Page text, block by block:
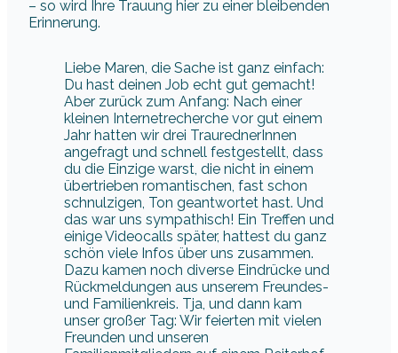
– so wird Ihre Trauung hier zu einer bleibenden
Erinnerung.
Liebe Maren, die Sache ist ganz einfach:
Du hast deinen Job echt gut gemacht!
Aber zurück zum Anfang: Nach einer
kleinen Internetrecherche vor gut einem
Jahr hatten wir drei TraurednerInnen
angefragt und schnell festgestellt, dass
du die Einzige warst, die nicht in einem
übertrieben romantischen, fast schon
schnulzigen, Ton geantwortet hast. Und
das war uns sympathisch! Ein Treffen und
einige Videocalls später, hattest du ganz
schön viele Infos über uns zusammen.
Dazu kamen noch diverse Eindrücke und
Rückmeldungen aus unserem Freundes-
und Familienkreis. Tja, und dann kam
unser großer Tag: Wir feierten mit vielen
Freunden und unseren